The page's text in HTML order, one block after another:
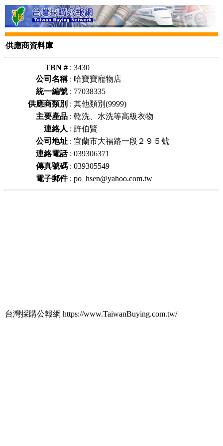
供應商資料庫
TBN # : 3430
公司名稱: 哈寶寶寵物店
統一編號 : 77038335
供應商類別 : 其他類別(9999)
主要產品 : 乾洗、水洗等高級衣物
連絡人 : 許伯賢
公司地址 : 宜蘭市大福路一段２９５號
連絡電話: 039306371
傳真號碼 : 039305549
電子郵件: po_hsen@yahoo.com.tw
台灣採購公報網 https://www.TaiwanBuying.com.tw/